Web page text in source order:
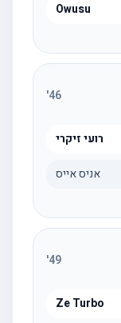
Owusu
46
'
רועי זיקרי
אניס אייס
49
'
Ze Turbo